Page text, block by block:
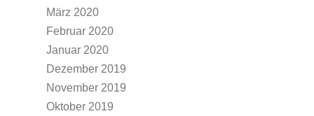
März 2020
Februar 2020
Januar 2020
Dezember 2019
November 2019
Oktober 2019